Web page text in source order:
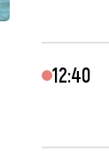
12:40